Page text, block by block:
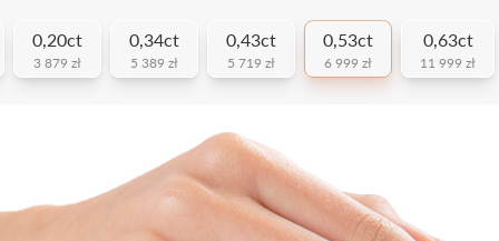
0,20ct
3 879 zł
0,34ct
5 389 zł
0,43ct
5 719 zł
0,53ct
6 999 zł
0,63ct
11 999 zł